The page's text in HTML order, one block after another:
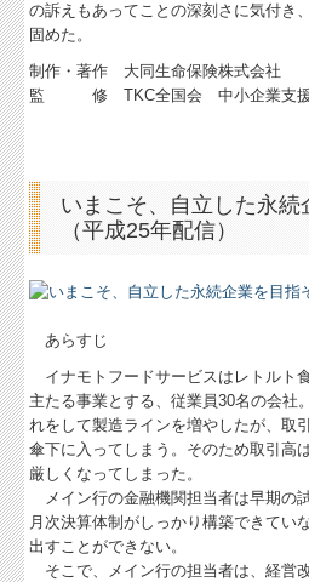
の訴えもあってことの深刻さに気付き
固めた。
制作・著作 大同生命保険株式会社
監 修 TKC全国会 中小企業支援
いまこそ、自立した永続
（平成25年配信）
あらすじ
イナモトフードサービスはレトルト
主たる事業とする、従業員30名の会社
れをして製造ラインを増やしたが、取
傘下に入ってしまう。そのため取引高
厳しくなってしまった。
メイン行の金融機関担当者は早期の
月次決算体制がしっかり構築できてい
出すことができない。
そこで、メイン行の担当者は、経営